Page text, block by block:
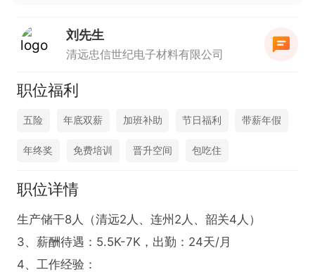
刘先生
清远忠信世纪电子材料有限公司
职位福利
五险 年底双薪 加班补助 节日福利 带薪年假
年终奖 免费培训 晋升空间 包吃住
职位详情
生产储干8人（清远2人、连州2人、韶关4人）
3、薪酬待遇：5.5K-7K，出勤：24天/月
4、工作经验：